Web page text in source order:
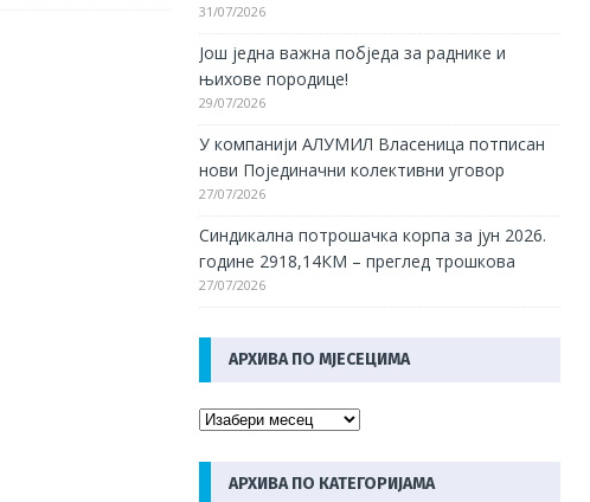
31/07/2026
Још једна важна побједа за раднике и
њихове породице!
29/07/2026
У компанији АЛУМИЛ Власеница потписан
нови Појединачни колективни уговор
27/07/2026
Синдикална потрошачка корпа за јун 2026.
године 2918,14КМ – преглед трошкова
27/07/2026
АРХИВА ПО МЈЕСЕЦИМА
АРХИВА ПО КАТЕГОРИЈАМА